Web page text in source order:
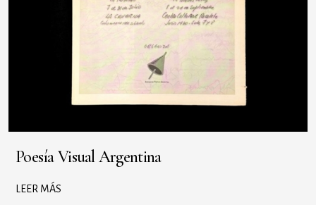
Poesía Visual Argentina
LEER MÁS